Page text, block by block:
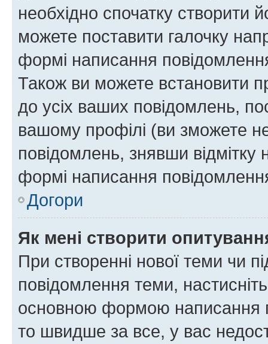
необхідно спочатку створити
можете поставити галочку
формі написання
Також ви можете встановити
до усіх ваших повідомлень,
вашому профілі (ви зможете
повідомлень, знявши відмітку
формі написання
Догори
Як мені створити
При створенні нової теми чи
повідомлення теми,
основною формою написання
то швидше за все, у вас